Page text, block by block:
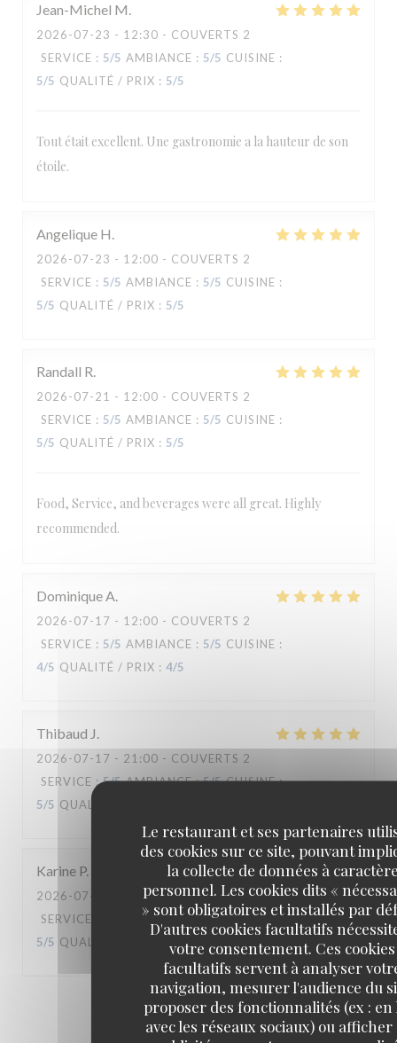
Le restaurant et ses partenaires
des cookies sur ce site, pouvant
la collecte de données à
personnel. Les cookies dits «
» sont obligatoires et installés par
D'autres cookies facultatifs
votre consentement. Ces cookies
facultatifs servent à analyser
navigation, mesurer l'audience du
proposer des fonctionnalités (ex : en
avec les réseaux sociaux) ou afficher
Jean-Michel M
2026-07-23 - 12:30 - COUVERTS 2
SERVICE : 5/5 AMBIANCE : 5/5 CUISINE :
5/5 QUALITÉ / PRIX : 5/5
Tout était excellent. Une gastronomie a la hauteur de son
étoile.
Angelique H
2026-07-23 - 12:00 - COUVERTS 2
SERVICE : 5/5 AMBIANCE : 5/5 CUISINE :
5/5 QUALITÉ / PRIX : 5/5
Randall R
2026-07-21 - 12:00 - COUVERTS 2
SERVICE : 5/5 AMBIANCE : 5/5 CUISINE :
5/5 QUALITÉ / PRIX : 5/5
Food, Service, and beverages were all great. Highly
recommended.
DominiqueA
2026-07-17 - 12:00 - COUVERTS 2
SERVICE : 5/5 AMBIANCE : 5/5 CUISINE :
4/5 QUALITÉ / PRIX : 4/5
Thibaud J
2026-07-17 - 21:00 - COUVERTS 2
SERVICE : 5/5 AMBIANCE: 5/5 CUISINE:
5/5 QUALITÉ / PRIX
Karine P
2026-07-16
- 13:00 - COUVERTS 2
SERVICE
AMBIANCE: 5/5 CUISINE:
5/5 QUALITÉ / PRIX
1 2 3